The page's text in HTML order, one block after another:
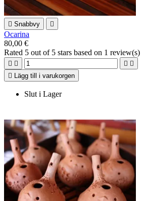
 Snabbvy 
Ocarina
80,00 €
Rated 5 out of 5 stars based on 1 review(s)
   

Lägg till i varukorgen
Slut i Lager